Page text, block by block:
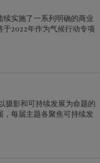
实施了一系列明确的商业
2022年作为气候行动专项
摄影和可持续发展为命题的
每届主题各聚焦可持续发